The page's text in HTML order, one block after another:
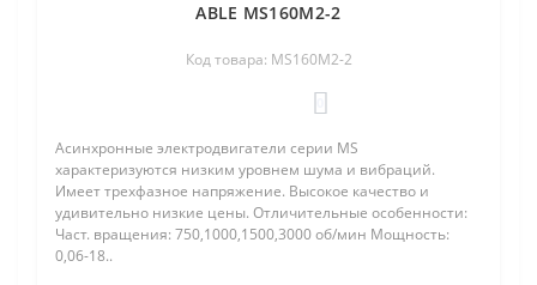
ABLE MS160M2-2
Код товара: MS160M2-2
Асинхронные электродвигатели серии MS
характеризуются низким уровнем шума и вибраций.
Имеет трехфазное напряжение. Высокое качество и
удивительно низкие цены. Отличительные особенности:
Част. вращения: 750,1000,1500,3000 об/мин Мощность:
0,06-18..